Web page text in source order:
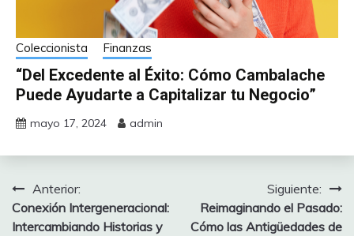
Coleccionista Finanzas
“Del Excedente al Éxito: Cómo Cambalache
Puede Ayudarte a Capitalizar tu Negocio”
mayo 17, 2024 admin
Navegación
de
Anterior:
Conexión Intergeneracional:
Intercambiando Historias y
Siguiente:
Reimaginando el Pasado:
Cómo las Antigüedades de